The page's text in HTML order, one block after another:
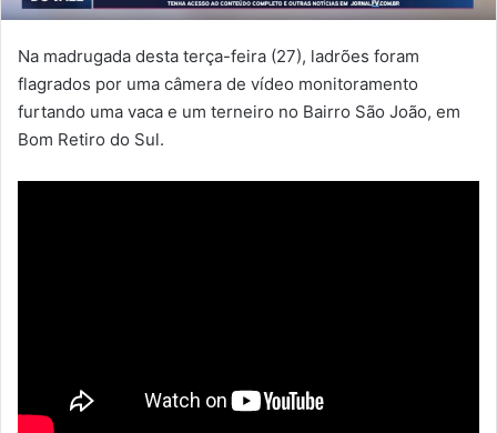
Na madrugada desta terça-feira (27), ladrões foram
flagrados por uma câmera de vídeo monitoramento
furtando uma vaca e um terneiro no Bairro São João, em
Bom Retiro do Sul.